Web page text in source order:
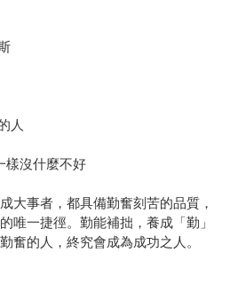
人
沒什麼不好
事者，都具備勤奮刻苦的品質，
唯一捷徑。勤能補拙，養成「勤」
奮的人，終究會成為成功之人。